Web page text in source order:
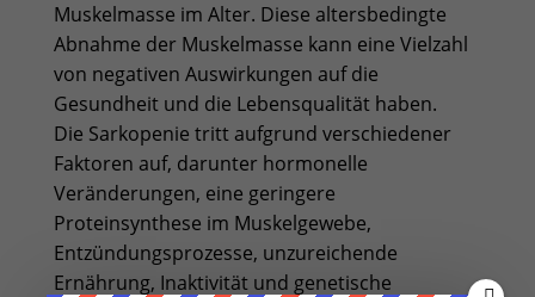
Muskelmasse im Alter. Diese altersbedingte
Abnahme der Muskelmasse kann eine Vielzahl
von negativen Auswirkungen auf die
Gesundheit und die Lebensqualität haben.
Die Sarkopenie tritt aufgrund verschiedener
Faktoren auf, darunter hormonelle
Veränderungen, eine geringere
Proteinsynthese im Muskelgewebe,
Entzündungsprozesse, unzureichende
Ernährung, Inaktivität und genetische